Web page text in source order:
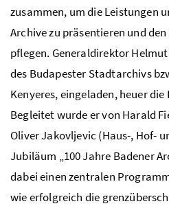
zusammen, um die Leistungen
Archive zu präsentieren und
pflegen. Generaldirektor
des Budapester Stadtarchivs
Kenyeres, eingeladen, heuer
Begleitet wurde er von Harald
Oliver Jakovljevic (Haus-, Hof-
Jubiläum „100 Jahre Badener
dabei einen zentralen
wie erfolgreich die